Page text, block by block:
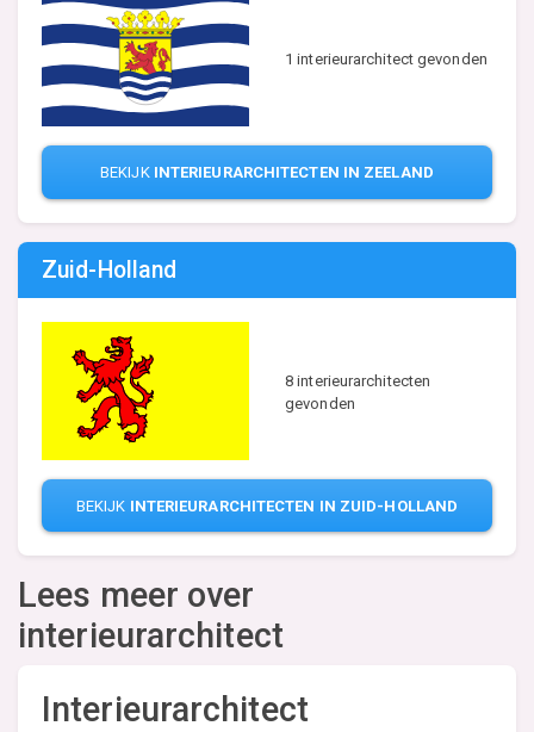
1 interieurarchitect gevonden
BEKIJK INTERIEURARCHITECTEN IN ZEELAND
Zuid-Holland
8 interieurarchitecten
gevonden
BEKIJK INTERIEURARCHITECTEN IN ZUID-HOLLAND
Lees meer over
interieurarchitect
Interieurarchitect